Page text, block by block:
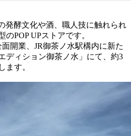
発酵文化や酒、職人技に触れられ
POP UPストアです。
開業、JR御茶ノ水駅構内に新た
ディション御茶ノ水」にて、約3
ます。